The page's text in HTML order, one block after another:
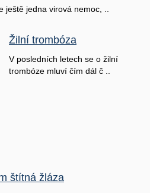
jedna virová nemoc, ..
Žilní trombóza
V posledních letech se o žilní
trombóze mluví čím dál č ..
štítná žláza